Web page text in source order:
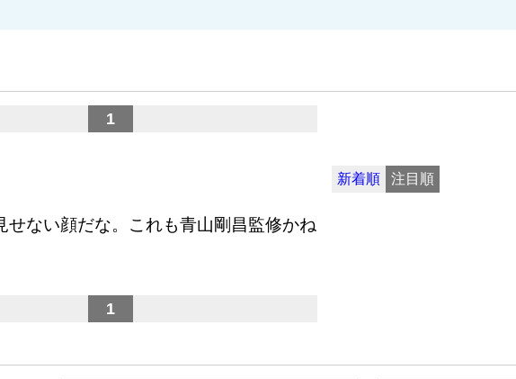
1
新着順 注目順
せない顔だな。これも青山剛昌監修かね
1